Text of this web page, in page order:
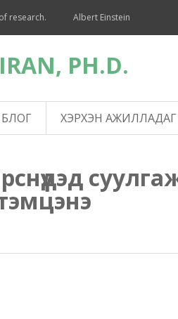
research. Albert Einstein
PH.D.
БЛОГ ХЭРХЭН АЖИЛЛАДАГ